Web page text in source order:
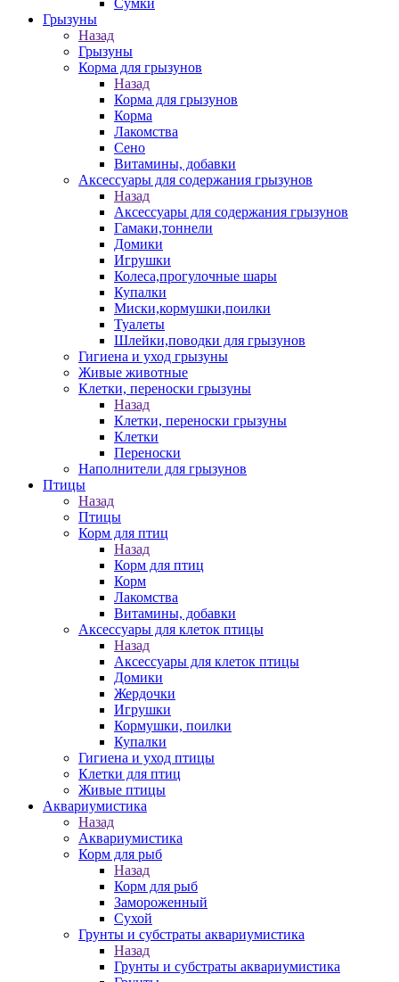
Сумки
Грызуны
Назад
Грызуны
Корма для грызунов
Назад
Корма для грызунов
Корма
Лакомства
Сено
Витамины, добавки
Аксессуары для содержания грызунов
Назад
Аксессуары для содержания грызунов
Гамаки,тоннели
Домики
Игрушки
Колеса,прогулочные шары
Купалки
Миски,кормушки,поилки
Туалеты
Шлейки,поводки для грызунов
Гигиена и уход грызуны
Живые животные
Клетки, переноски грызуны
Назад
Клетки, переноски грызуны
Клетки
Переноски
Наполнители для грызунов
Птицы
Назад
Птицы
Корм для птиц
Назад
Корм для птиц
Корм
Лакомства
Витамины, добавки
Аксессуары для клеток птицы
Назад
Аксессуары для клеток птицы
Домики
Жердочки
Игрушки
Кормушки, поилки
Купалки
Гигиена и уход птицы
Клетки для птиц
Живые птицы
Аквариумистика
Назад
Аквариумистика
Корм для рыб
Назад
Корм для рыб
Замороженный
Сухой
Грунты и субстраты аквариумистика
Назад
Грунты и субстраты аквариумистика